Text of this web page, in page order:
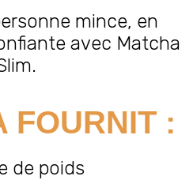
mince, en
avec Matcha
FOURNIT :
de poids